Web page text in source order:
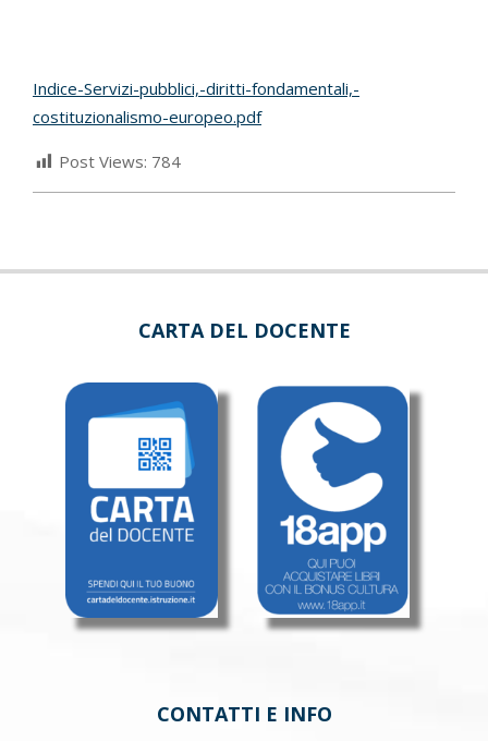
Indice-Servizi-pubblici,-diritti-fondamentali,-
costituzionalismo-europeo.pdf
Post Views: 784
CARTA DEL DOCENTE
CONTATTI E INFO